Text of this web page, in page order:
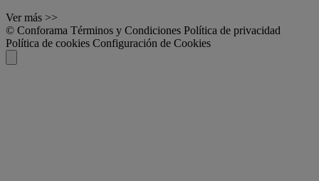
Ver más >>
© Conforama Términos y Condiciones Política de privacidad
Política de cookies Configuración de Cookies